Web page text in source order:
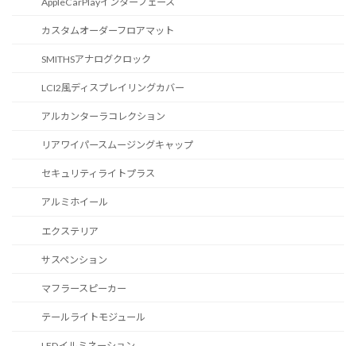
カスタムオーダーフロアマット
SMITHSアナログクロック
LCI2風ディスプレイリングカバー
アルカンターラコレクション
リアワイパースムージングキャップ
セキュリティライトプラス
アルミホイール
エクステリア
サスペンション
マフラースピーカー
テールライトモジュール